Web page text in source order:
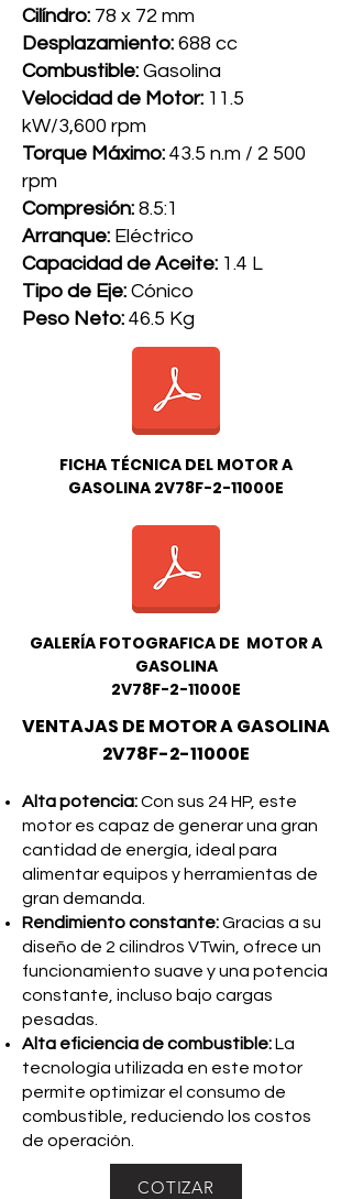
Cilíndro: 78 x 72 mm
Desplazamiento: 688 cc
Combustible: Gasolina
Velocidad de Motor: 11.5
kW/3,600 rpm
Torque Máximo: 43.5 n.m / 2 500
rpm
Compresión: 8.5:1
Arranque: Eléctrico
Capacidad de Aceite: 1.4 L
Tipo de Eje: Cónico
Peso Neto: 46.5 Kg
FICHA TÉCNICA DEL MOTOR A
GASOLINA 2V78F-2-11000E
GALERÍA FOTOGRAFICA DE MOTOR A
GASOLINA
2V78F-2-11000E
VENTAJAS DE MOTOR A GASOLINA
2V78F-2-11000E
Alta potencia:Con sus 24 HP, este
motor es capaz de generar una gran
cantidad de energía, ideal para
alimentar equipos y herramientas de
gran demanda.
Rendimiento constante:Gracias a su
diseño de 2 cilindros VTwin, ofrece un
funcionamiento suave y una potencia
constante, incluso bajo cargas
pesadas.
Alta eficiencia de combustible:La
tecnología utilizada en este motor
permite optimizar el consumo de
combustible, reduciendo los costos
de operación.
COTIZAR